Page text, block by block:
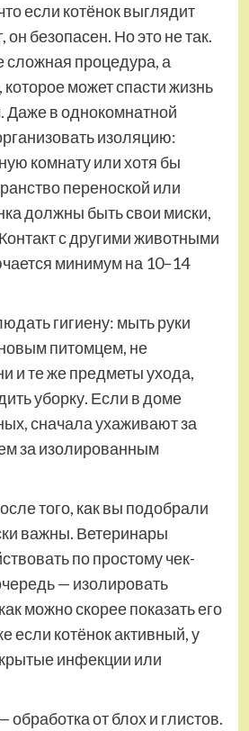
если котёнок выглядит
безопасен. Но это не так.
сложная процедура, а
может спасти жизнь
Даже в однокомнатной
изоляцию:
комнату или хотя бы
переноской или
должны быть свои миски,
с другими животными
минимум на 10–14
гигиену: мыть руки
питомцем, не
и те же предметы ухода,
уборку. Если в доме
сначала ухаживают за
за изолированным
того, как вы подобрали
важны. Ветеринары
по простому чек-
— изолировать
можно скорее показать его
если котёнок активный, у
инфекции или
от блох и глистов.